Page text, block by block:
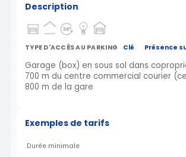
Description
TYPE D'ACCÈS AU PARKING Clé Présence
Garage (box) en sous sol dans
700 m du centre commercial courier
800 m de la gare
Exemples de tarifs
Durée minimale